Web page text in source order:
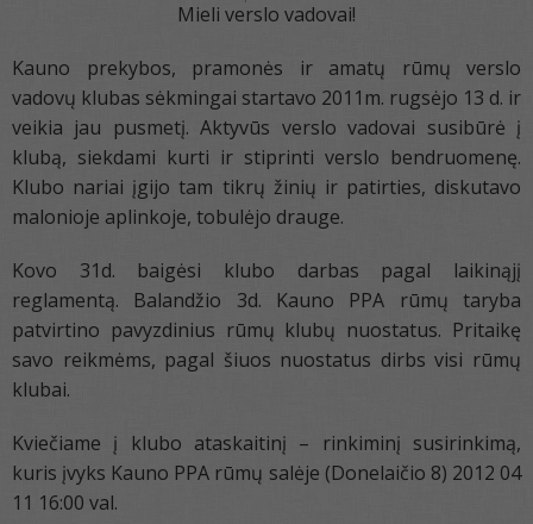
Mieli verslo vadovai!
Kauno prekybos, pramonės ir amatų rūmų verslo
vadovų klubas sėkmingai startavo 2011m. rugsėjo 13 d. ir
veikia jau pusmetį. Aktyvūs verslo vadovai susibūrė į
klubą, siekdami kurti ir stiprinti verslo bendruomenę.
Klubo nariai įgijo tam tikrų žinių ir patirties, diskutavo
malonioje aplinkoje, tobulėjo drauge.
Kovo 31d. baigėsi klubo darbas pagal laikinąjį
reglamentą. Balandžio 3d. Kauno PPA rūmų taryba
patvirtino pavyzdinius rūmų klubų nuostatus. Pritaikę
savo reikmėms, pagal šiuos nuostatus dirbs visi rūmų
klubai.
Kviečiame į klubo ataskaitinį – rinkiminį susirinkimą,
kuris įvyks Kauno PPA rūmų salėje (Donelaičio 8) 2012 04
11 16:00 val.